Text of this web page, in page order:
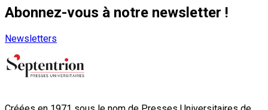
Abonnez-vous à notre newsletter !
Newsletters